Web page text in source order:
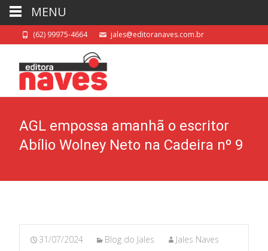
(62) 99975-4664 jales@editoranaves.com.br
AGL empossa amanhã o escritor
Abílio Wolney Neto na Cadeira nº 9
31/07/2024 Blog do Jales Jales Naves
MENU